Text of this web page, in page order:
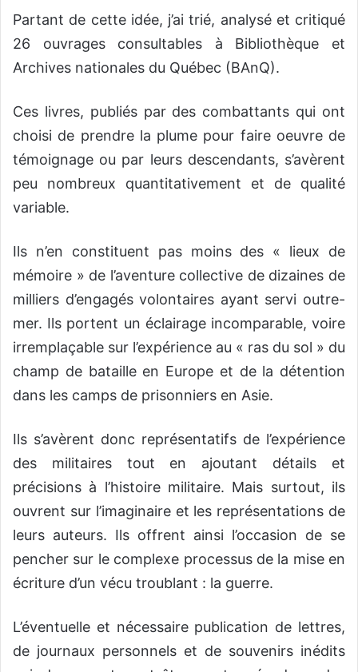
Partant de cette idée, j’ai trié, analysé et critiqué
26 ouvrages consultables à Bibliothèque et
Archives nationales du Québec (BAnQ).
Ces livres, publiés par des combattants qui ont
choisi de prendre la plume pour faire oeuvre de
témoignage ou par leurs descendants, s’avèrent
peu nombreux quantitativement et de qualité
variable.
Ils n’en constituent pas moins des « lieux de
mémoire » de l’aventure collective de dizaines de
milliers d’engagés volontaires ayant servi outre-
mer. Ils portent un éclairage incomparable, voire
irremplaçable sur l’expérience au « ras du sol » du
champ de bataille en Europe et de la détention
dans les camps de prisonniers en Asie.
Ils s’avèrent donc représentatifs de l’expérience
des militaires tout en ajoutant détails et
précisions à l’histoire militaire. Mais surtout, ils
ouvrent sur l’imaginaire et les représentations de
leurs auteurs. Ils offrent ainsi l’occasion de se
pencher sur le complexe processus de la mise en
écriture d’un vécu troublant : la guerre.
L’éventuelle et nécessaire publication de lettres,
de journaux personnels et de souvenirs inédits